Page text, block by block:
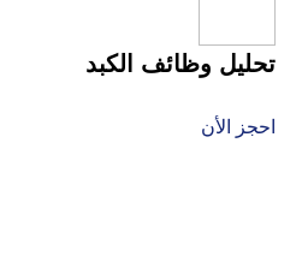
تحليل وظائف الكبد
احجز الأن